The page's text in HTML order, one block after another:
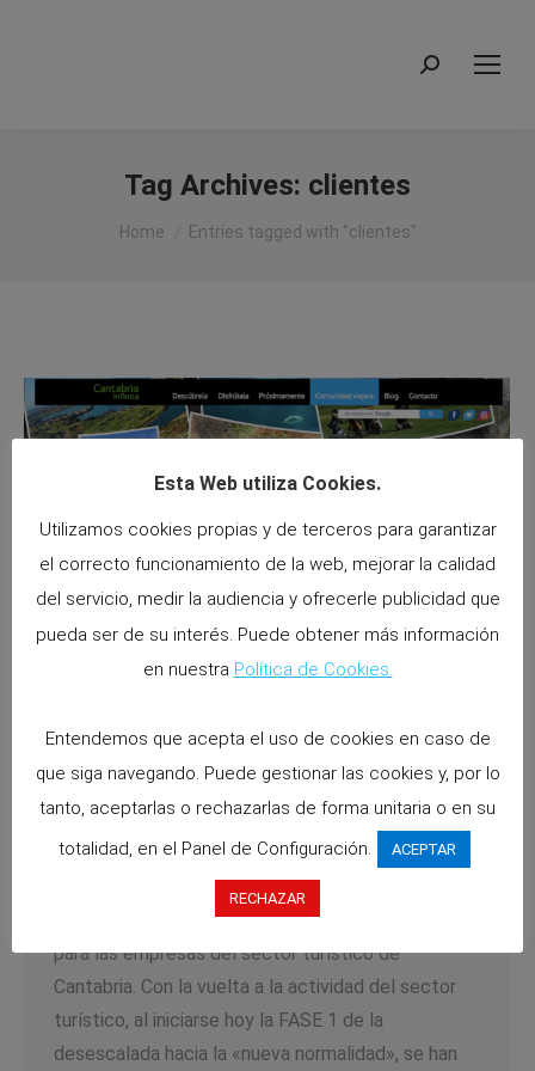
Search:
Tag Archives: clientes
You are here:
Home Entries tagged with "clientes"
de Cantabria edita Guías Higiénico –
Sanitarias post COVID19 para el
Sector.
Noticias Byabascala 11 mayo 2020
Era «POST COVID-19»; La Consejería de Turismo
de Cantabria elabora las Guías Higiénico-Sanitarias
para las empresas del sector turístico de
Cantabria. Con la vuelta a la actividad del sector
turístico, al iniciarse hoy la FASE 1 de la
desescalada hacia la «nueva normalidad», se han
Esta Web utiliza Cookies.
Utilizamos cookies propias y de terceros para garantizar
el correcto funcionamiento de la web, mejorar la calidad
del servicio, medir la audiencia y ofrecerle publicidad que
pueda ser de su interés. Puede obtener más información
en nuestra Política de Cookies.
Entendemos que acepta el uso de cookies en caso de
que siga navegando. Puede gestionar las cookies y, por lo
tanto, aceptarlas o rechazarlas de forma unitaria o en su
totalidad, en el Panel de Configuración.
ACEPTAR
RECHAZAR